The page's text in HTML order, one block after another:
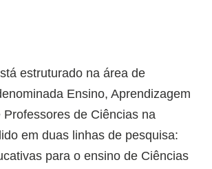
estruturado na área de
Ensino, Aprendizagem
de Ciências na
em duas linhas de pesquisa:
para o ensino de Ciências